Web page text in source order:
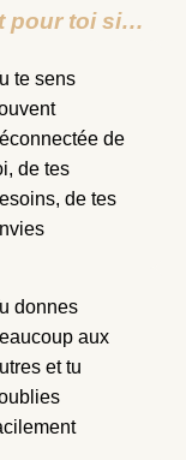
pour toi si…
te sens
de
de tes
de tes
donnes
aux
et tu